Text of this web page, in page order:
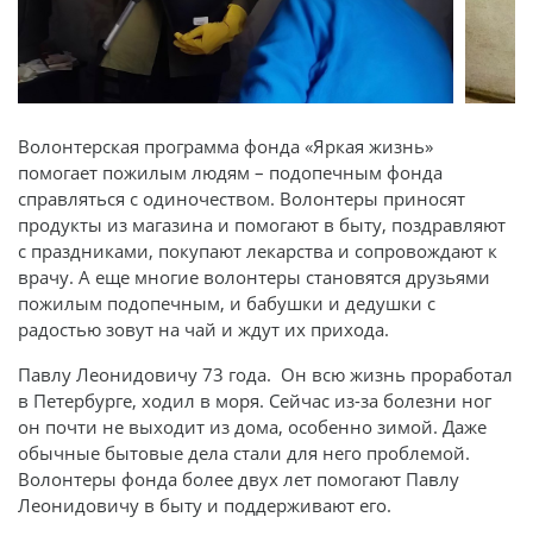
Волонтерская программа фонда «Яркая жизнь»
помогает пожилым людям – подопечным фонда
справляться с одиночеством. Волонтеры приносят
продукты из магазина и помогают в быту, поздравляют
с праздниками, покупают лекарства и сопровождают к
врачу. А еще многие волонтеры становятся друзьями
пожилым подопечным, и бабушки и дедушки с
радостью зовут на чай и ждут их прихода.
Павлу Леонидовичу 73 года. Он всю жизнь проработал
в Петербурге, ходил в моря. Сейчас из-за болезни ног
он почти не выходит из дома, особенно зимой. Даже
обычные бытовые дела стали для него проблемой.
Волонтеры фонда более двух лет помогают Павлу
Леонидовичу в быту и поддерживают его.